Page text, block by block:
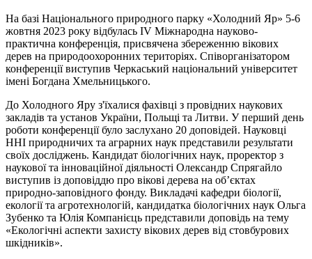
На базі Національного природного парку «Холодний Яр» 5-6
жовтня 2023 року відбулась IV Міжнародна науково-
практична конференція, присвячена збереженню вікових
дерев на природоохоронних територіях. Співорганізатором
конференції виступив Черкаський національний університет
імені Богдана Хмельницького.
До Холодного Яру з'їхалися фахівці з провідних наукових
закладів та установ України, Польщі та Литви. У перший день
роботи конференції було заслухано 20 доповідей. Науковці
ННІ природничих та аграрних наук представили результати
своїх досліджень. Кандидат біологічних наук, проректор з
наукової та інноваційної діяльності Олександр Спрягайло
виступив із доповіддю про вікові дерева на об’єктах
природно-заповідного фонду. Викладачі кафедри біології,
екології та агротехнологій, кандидатка біологічних наук Ольга
Зубенко та Юлія Компанієць представили доповідь на тему
«Екологічні аспекти захисту вікових дерев від стовбурових
шкідників».